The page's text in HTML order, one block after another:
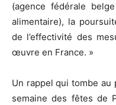
(agence fédérale
alimentaire), la
de l’effectivité des
œuvre en France. »
Un rappel qui tombe au
semaine des fêtes de